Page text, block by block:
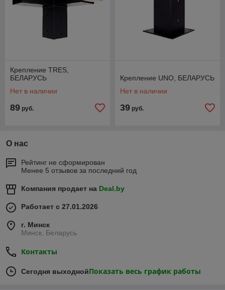
Крепление TRES,
БЕЛАРУСЬ
Нет в наличии
89 руб.
Крепление UNO, БЕЛАРУСЬ
Нет в наличии
39 руб.
О нас
Рейтинг не сформирован
Менее 5 отзывов за последний год
Компания продает на Deal.by
Работает с 27.01.2026
г. Минск
Минск, Беларусь
Контакты
Сегодня выходнойПоказать весь график работы